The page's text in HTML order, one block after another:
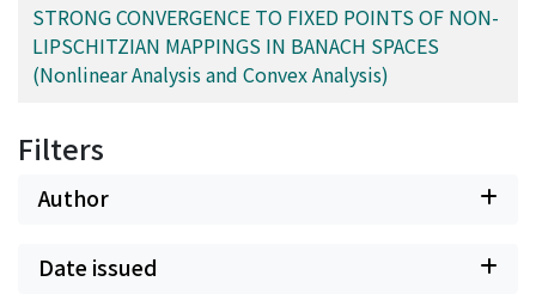
STRONG CONVERGENCE TO FIXED POINTS OF NON-
LIPSCHITZIAN MAPPINGS IN BANACH SPACES
(Nonlinear Analysis and Convex Analysis)
Filters
Author
Date issued